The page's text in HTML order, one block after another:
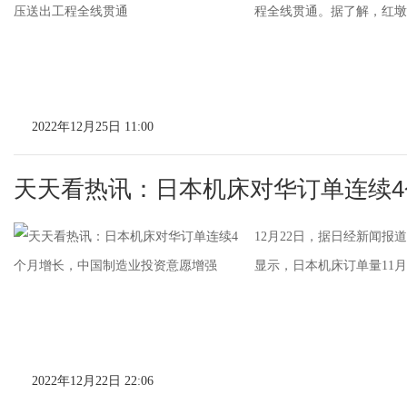
程全线贯通。据了解，红
2022年12月25日 11:00
天天看热讯：日本机床对华订单连续
12月22日，据日经新闻报
显示，日本机床订单量11
2022年12月22日 22:06